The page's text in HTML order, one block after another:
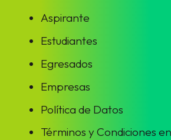
Aspirante
Estudiantes
Egresados
Empresas
Política de Datos
Términos y Condiciones